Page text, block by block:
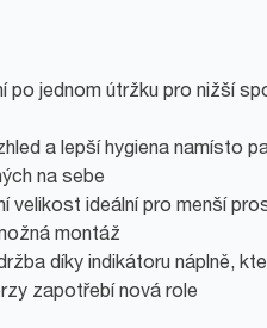
po jednom útržku pro nižší
a lepší hygiena namísto
na sebe
velikost ideální pro menší
montáž
díky indikátoru náplně,
zapotřebí nová role